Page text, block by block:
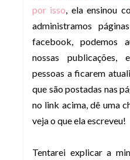
por isso , ela ensinou
administramos
facebook, podemos
nossas publicações,
pessoas a ficarem
que são postadas nas
no link acima, dê uma
veja o que ela escreveu!
Tentarei explicar a